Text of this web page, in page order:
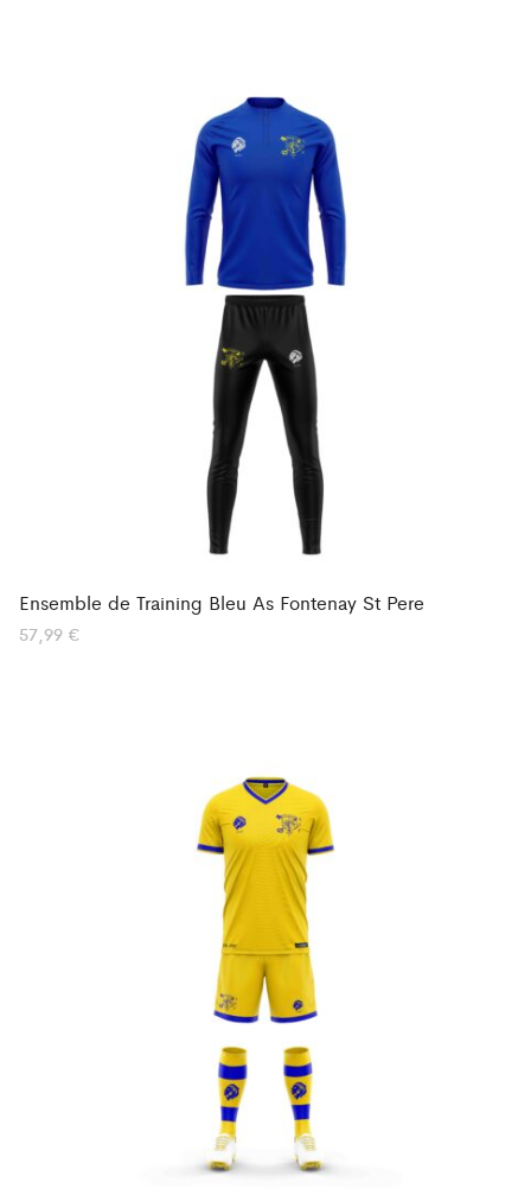
Ensemble de Training Bleu As Fontenay St Pere
57,99 €